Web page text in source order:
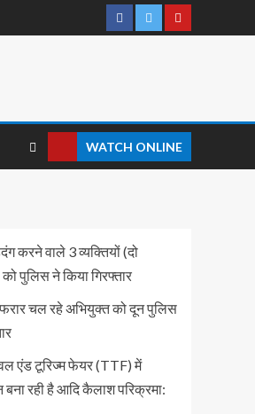
WATCH ONLINE
करने वाले 3 व्यक्तियों (दो
पुलिस ने किया गिरफ्तार
फरार चल रहे अभियुक्त को दून पुलिस
एंड टूरिज्म फेयर (TTF) में
बना रही है आदि कैलाश परिक्रमा: